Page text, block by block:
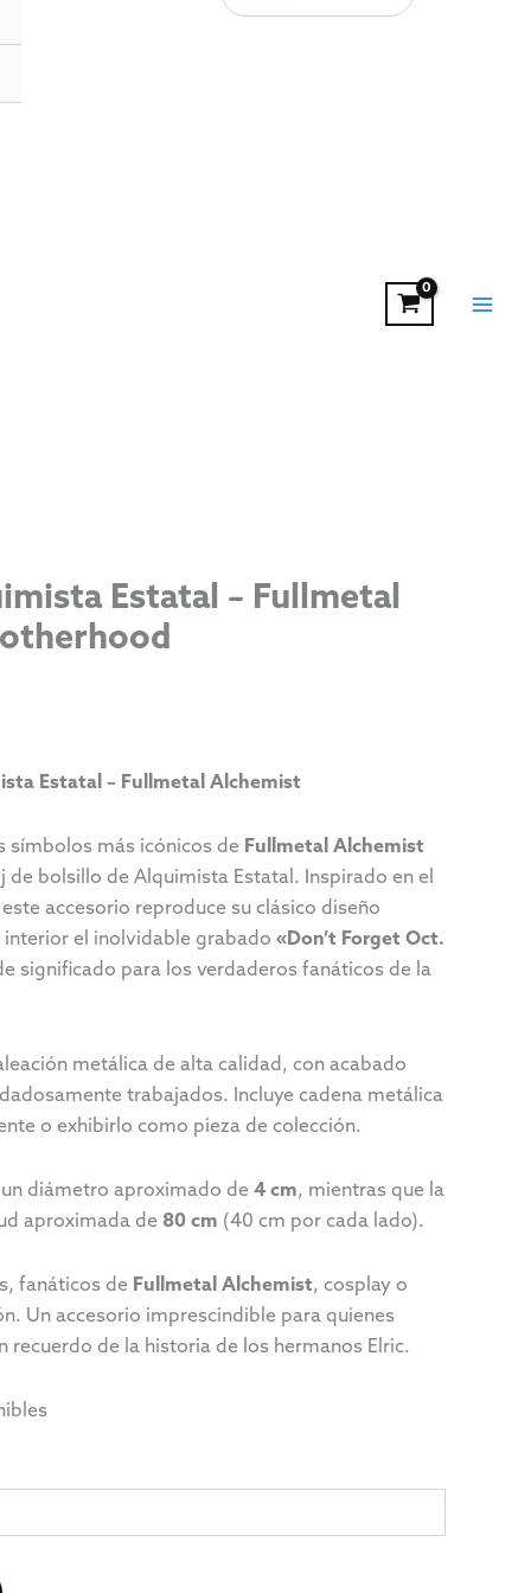
Estatal – Fullmetal
Estatal – Fullmetal Alchemist
símbolos más icónicos de Fullmetal Alchemist
de bolsillo de Alquimista Estatal. Inspirado en el
accesorio reproduce su clásico diseño
interior el inolvidable grabado «Don’t Forget Oct.
significado para los verdaderos fanáticos de la
metálica de alta calidad, con acabado
trabajados. Incluye cadena metálica
o exhibirlo como pieza de colección.
diámetro aproximado de 4 cm, mientras que la
aproximada de 80 cm (40 cm por cada lado).
fanáticos de Fullmetal Alchemist, cosplay o
Un accesorio imprescindible para quienes
recuerdo de la historia de los hermanos Elric.